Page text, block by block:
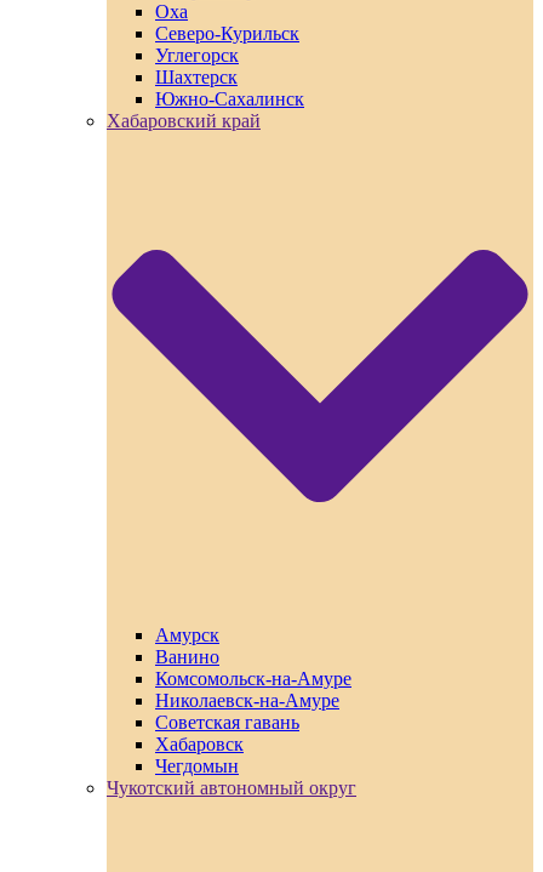
Оха
Северо-Курильск
Углегорск
Шахтерск
Южно-Сахалинск
Хабаровский край
Амурск
Ванино
Комсомольск-на-Амуре
Николаевск-на-Амуре
Советская гавань
Хабаровск
Чегдомын
Чукотский автономный округ